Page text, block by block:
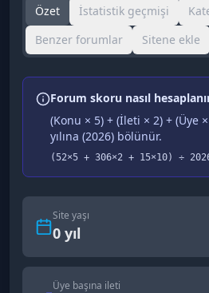
Özet İstatistik geçmişi
Benzer forumlar
Sitene ekle
Forum skoru nasıl
(Konu × 5) + (İleti × 2) + (Üye
yılına (2026) bölünür.
(52×5 + 306×2 + 15×10) ÷
Site yaşı
0 yıl
Üye başına ileti